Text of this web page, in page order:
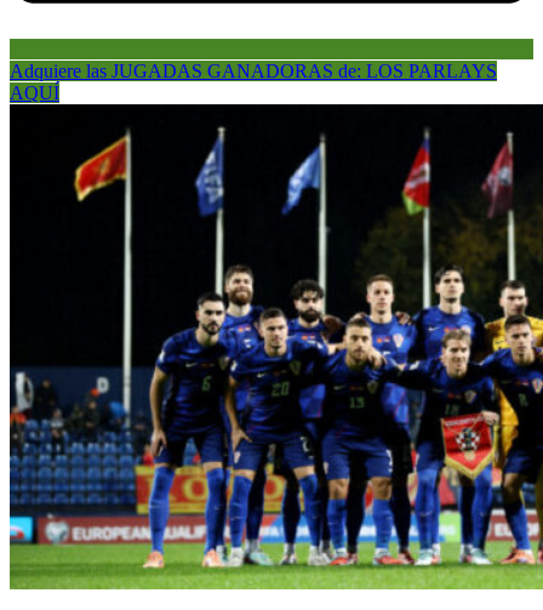
Adquiere las JUGADAS GANADORAS de: LOS PARLAYS
AQUÍ